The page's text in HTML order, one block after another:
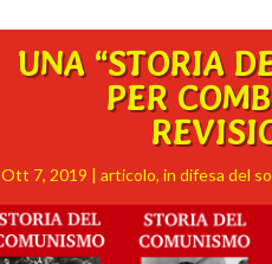
UNA “STORIA
PER
Ott 7, 2019 | articolo, in difesa del